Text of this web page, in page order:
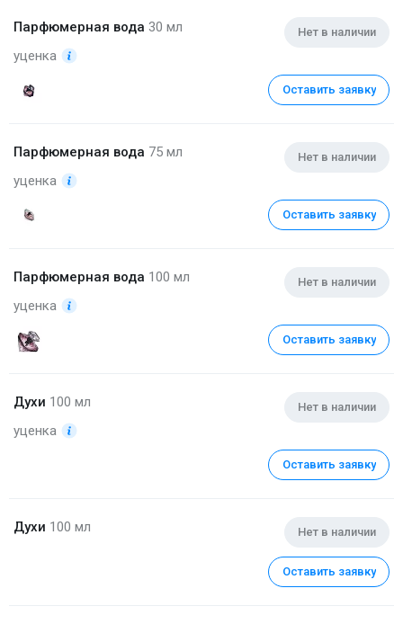
Парфюмерная вода 30 мл
уценка
Нет в наличии
Оставить заявку
Парфюмерная вода 75 мл
уценка
Нет в наличии
Оставить заявку
Парфюмерная вода 100 мл
уценка
Нет в наличии
Оставить заявку
Духи 100 мл
уценка
Нет в наличии
Оставить заявку
Духи 100 мл Нет в наличии
Оставить заявку